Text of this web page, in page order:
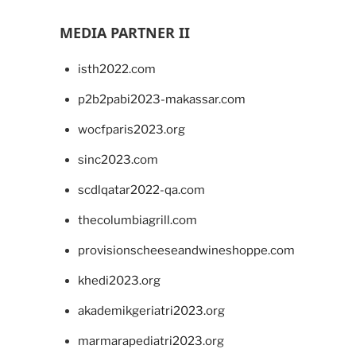
MEDIA PARTNER II
isth2022.com
p2b2pabi2023-makassar.com
wocfparis2023.org
sinc2023.com
scdlqatar2022-qa.com
thecolumbiagrill.com
provisionscheeseandwineshoppe.com
khedi2023.org
akademikgeriatri2023.org
marmarapediatri2023.org